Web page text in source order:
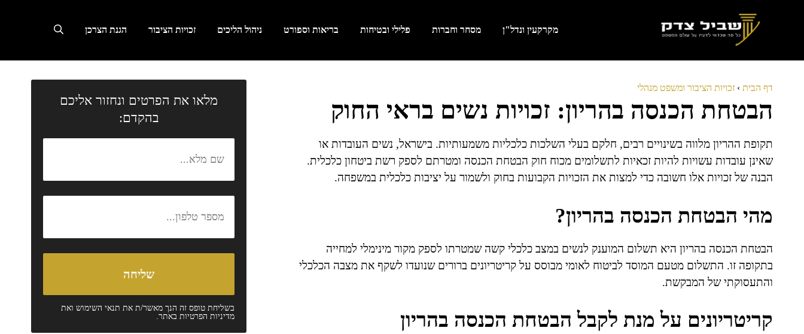
מקרקעין ונדל"ן מסחר וחברות פלילי ובטיחות בריאות וספורט ניהול הליכים זכויות הציבור הגנת הצרכן
דף הבית › זכויות הציבור ומשפט מנהלי
הבטחת הכנסה בהריון: זכויות נשים בראי החוק
תקופת ההריון מלווה בשינויים רבים, חלקם בעלי השלכות כלכליות משמעותיות. בישראל, נשים העובדות או
שאינן עובדות עשויות להיות זכאיות לתשלומים מכוח חוק הבטחת הכנסה ומטרתם לספק רשת ביטחון כלכלית.
הבנה של זכויות אלו חשובה כדי למצות את הזכויות הקבועות בחוק ולשמור על יציבות כלכלית במשפחה.
מהי הבטחת הכנסה בהריון?
הבטחת הכנסה בהריון היא תשלום המוענק לנשים במצב כלכלי קשה שמטרתו לספק מקור מינימלי למחייה
בתקופה זו. התשלום מטעם המוסד לביטוח לאומי מבוסס על קריטריונים ברורים שנועדו לשקף את מצבה הכלכלי
והתעסוקתי של המבקשת.
קריטריונים על מנת לקבל הבטחת הכנסה בהריון
מלאו את הפרטים ונחזור אליכם
בהקדם:
בשליחת טופס זה הנך מאשר/ת את תנאי השימושואת
מדיניות הפרטיותבאתר.